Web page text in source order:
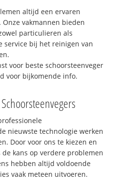
altijd een ervaren
vakmannen bieden
particulieren als
service bij het reinigen van
voor beste schoorsteenveger
voor bijkomende info.
nieuwste technologie werken
Door voor ons te kiezen en
kans op verdere problemen
hebben altijd voldoende
vaak meteen uitvoeren.